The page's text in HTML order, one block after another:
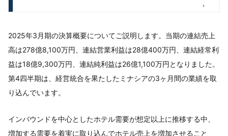
2025年3月期の決算概要についてご説明します。当期の連結売上
高は278億8,100万円、連結営業利益は28億400万円、連結経常利
益は18億9,300万円、連結純利益は26億1,100万円となりました。
第4四半期は、経営統合を果たしたミナシアの3ヶ月間の業績を取
り込んでいます。
インバウンドを中心としたホテル需要が想定以上に推移する中、
増加する需要を着実に取り込んでホテル売上を増加させること